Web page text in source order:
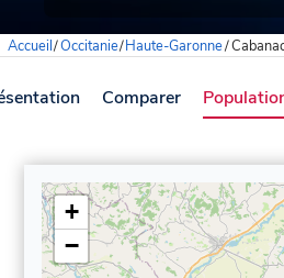
Accueil/Occitanie/Haute-Garonne/
Comparer
+
−